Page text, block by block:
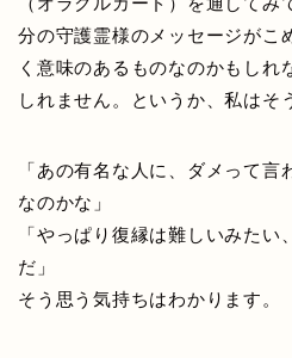
分の守護霊様のメッセージがこ
く意味のあるものなのかもしれ
しれません。というか、私はそ
「あの有名な人に、ダメって言
なのかな」
「やっぱり復縁は難しいみた
だ」
そう思う気持ちはわかります。